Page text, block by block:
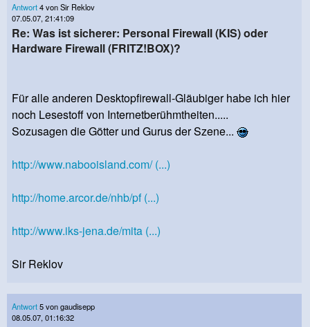
Antwort4 von Sir Reklov
07.05.07, 21:41:09
Re: Was ist sicherer: Personal Firewall (KIS) oder
Hardware Firewall (FRITZ!BOX)?
Für alle anderen Desktopfirewall-Gläubiger habe ich hier
noch Lesestoff von Internetberühmtheiten.....
Sozusagen die Götter und Gurus der Szene...
http://www.nabooisland.com/ (...)
http://home.arcor.de/nhb/pf (...)
http://www.iks-jena.de/mita (...)
Sir Reklov
Antwort5 von gaudisepp
08.05.07, 01:16:32